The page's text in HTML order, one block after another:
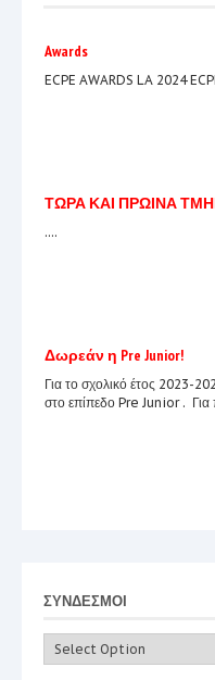
Awards
ECPE AWARDS LA 2024
ΤΩΡΑ ΚΑΙ ΠΡΩΙΝΑ
....
Δωρεάν η Pre Junior!
Για το σχολικό έτος 2023-
στο επίπεδο Pre Junior . Για
ΣΥΝΔΕΣΜΟΙ